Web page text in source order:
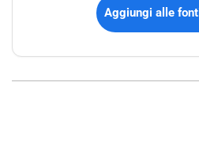
Aggiungi alle